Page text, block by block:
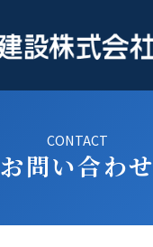
CONTACT
お問い合わせ